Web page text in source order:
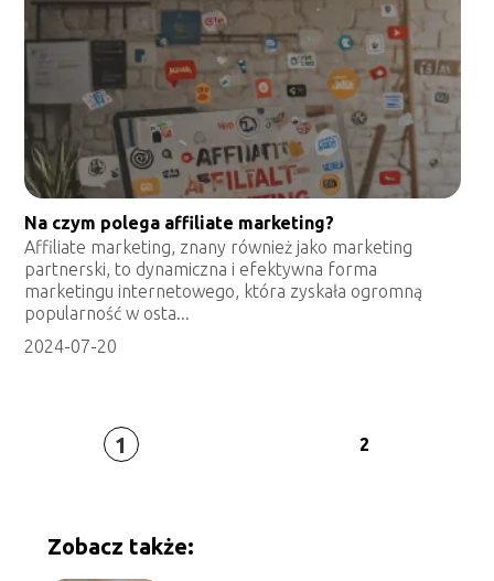
Na czym polega affiliate marketing?
Affiliate marketing, znany również jako marketing
partnerski, to dynamiczna i efektywna forma
marketingu internetowego, która zyskała ogromną
popularność w osta...
2024-07-20
1 2
Zobacz także: